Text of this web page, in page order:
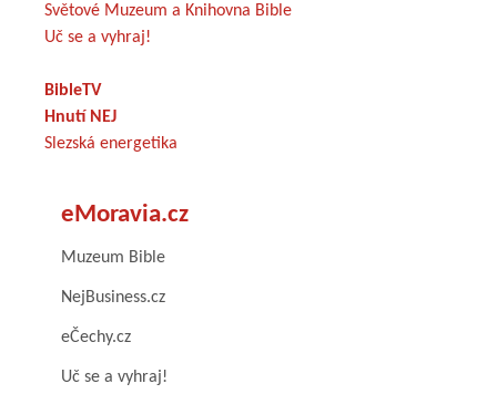
Světové Muzeum a Knihovna Bible
Uč se a vyhraj!
BibleTV
Hnutí NEJ
Slezská energetika
eMoravia.cz
Muzeum Bible
NejBusiness.cz
eČechy.cz
Uč se a vyhraj!